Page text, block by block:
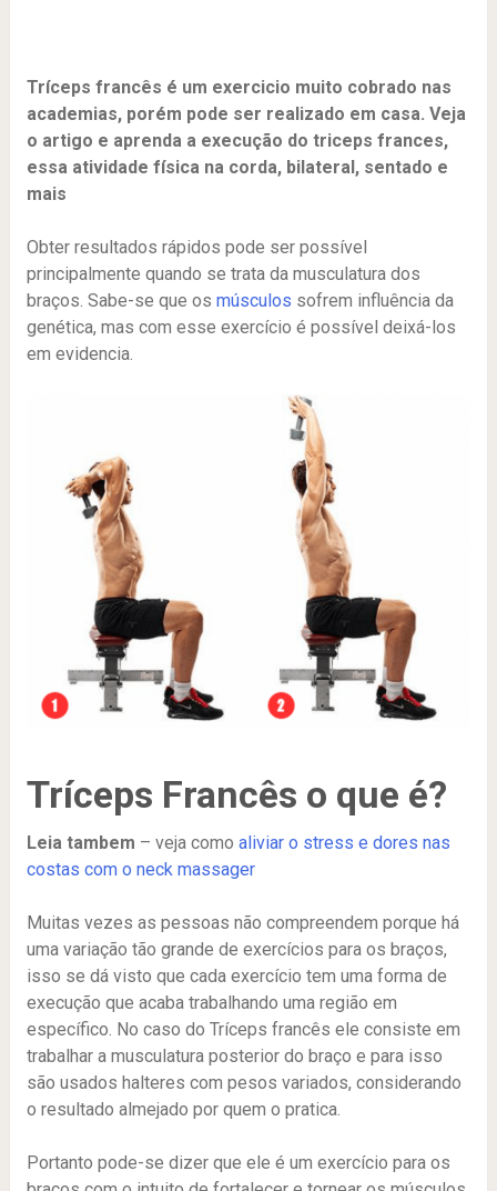
Tríceps francês é um exercicio muito cobrado nas
academias, porém pode ser realizado em casa. Veja
o artigo e aprenda a execução do triceps frances,
essa atividade física na corda, bilateral, sentado e
mais
Obter resultados rápidos pode ser possível
principalmente quando se trata da musculatura dos
braços. Sabe-se que os músculos sofrem influência da
genética, mas com esse exercício é possível deixá-los
em evidencia.
Tríceps Francês o que é?
Leia tambem – veja como aliviar o stress e dores nas
costas com o neck massager
Muitas vezes as pessoas não compreendem porque há
uma variação tão grande de exercícios para os braços,
isso se dá visto que cada exercício tem uma forma de
execução que acaba trabalhando uma região em
específico. No caso do Tríceps francês ele consiste em
trabalhar a musculatura posterior do braço e para isso
são usados halteres com pesos variados, considerando
o resultado almejado por quem o pratica.
Portanto pode-se dizer que ele é um exercício para os